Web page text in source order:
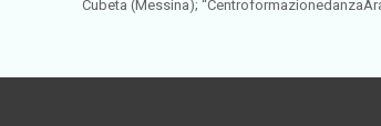
Cubeta (Messina);